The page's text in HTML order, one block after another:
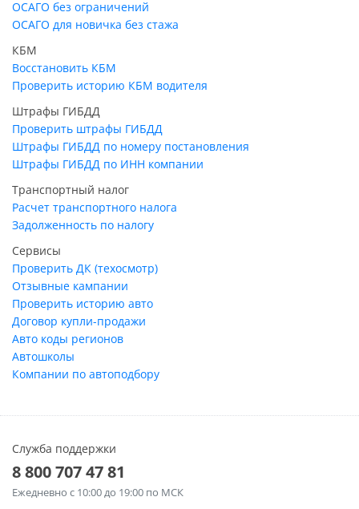
ОСАГО без ограничений
ОСАГО для новичка без стажа
КБМ
Восстановить КБМ
Проверить историю КБМ водителя
Штрафы ГИБДД
Проверить штрафы ГИБДД
Штрафы ГИБДД по номеру постановления
Штрафы ГИБДД по ИНН компании
Транспортный налог
Расчет транспортного налога
Задолженность по налогу
Сервисы
Проверить ДК (техосмотр)
Отзывные кампании
Проверить историю авто
Договор купли-продажи
Авто коды регионов
Автошколы
Компании по автоподбору
Служба поддержки
8 800 707 47 81
Ежедневно с 10:00 до 19:00 по МСК